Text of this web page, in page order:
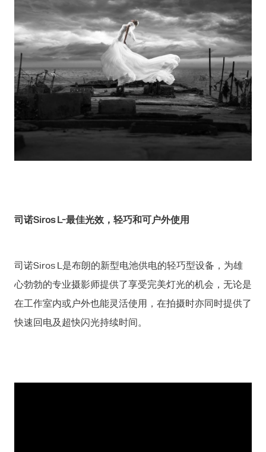
司诺Siros L-最佳光效，轻巧和可户外使用
司诺Siros L是布朗的新型电池供电的轻巧型设备，为雄
心勃勃的专业摄影师提供了享受完美灯光的机会，无论是
在工作室内或户外也能灵活使用，在拍摄时亦同时提供了
快速回电及超快闪光持续时间。